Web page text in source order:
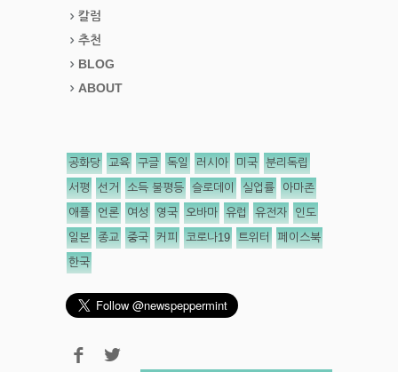
칼럼
추천
BLOG
ABOUT
공화당 교육 구글 독일 러시아 미국 분리독립
서평 선거 소득 불평등 슬로데이 실업률 아마존
애플 언론 여성 영국 오바마 유럽 유전자 인도
일본 종교 중국 커피 코로나19 트위터 페이스북
한국